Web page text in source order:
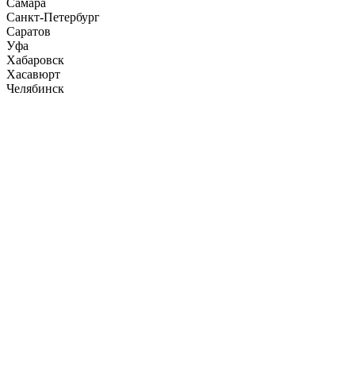
Самара
Санкт-Петербург
Саратов
Уфа
Хабаровск
Хасавюрт
Челябинск